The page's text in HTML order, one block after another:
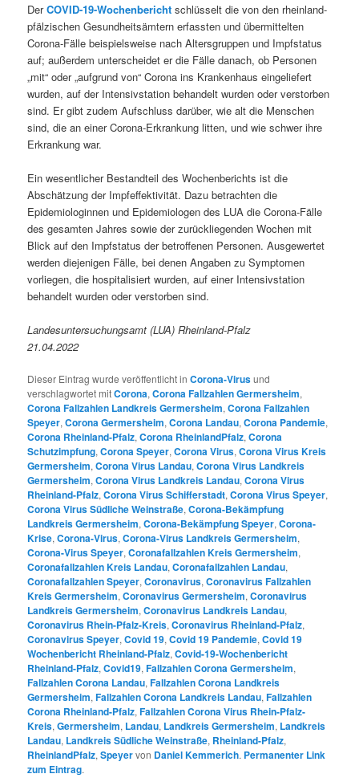
DerCOVID-19-Wochenbericht schlüsselt die von den rheinland-
pfälzischen Gesundheitsämtern erfassten und übermittelten
Corona-Fälle beispielsweise nach Altersgruppen und Impfstatus
auf; außerdem unterscheidet er die Fälle danach, ob Personen
„mit“ oder „aufgrund von“ Corona ins Krankenhaus eingeliefert
wurden, auf der Intensivstation behandelt wurden oder verstorben
sind. Er gibt zudem Aufschluss darüber, wie alt die Menschen
sind, die an einer Corona-Erkrankung litten, und wie schwer ihre
Erkrankung war.
Ein wesentlicher Bestandteil des Wochenberichts ist die
Abschätzung der Impfeffektivität. Dazu betrachten die
Epidemiologinnen und Epidemiologen des LUA die Corona-Fälle
des gesamten Jahres sowie der zurückliegenden Wochen mit
Blick auf den Impfstatus der betroffenen Personen. Ausgewertet
werden diejenigen Fälle, bei denen Angaben zu Symptomen
vorliegen, die hospitalisiert wurden, auf einer Intensivstation
behandelt wurden oder verstorben sind.
Landesuntersuchungsamt (LUA) Rheinland-Pfalz
21.04.2022
Dieser Eintrag wurde veröffentlicht inCorona-Virusund
verschlagwortet mitCorona,Corona Fallzahlen Germersheim,
Corona Fallzahlen Landkreis Germersheim,Corona Fallzahlen
Speyer,Corona Germersheim,Corona Landau,Corona Pandemie,
Corona Rheinland-Pfalz,Corona RheinlandPfalz,Corona
Schutzimpfung,Corona Speyer,Corona Virus,Corona Virus Kreis
Germersheim,Corona Virus Landau,Corona Virus Landkreis
Germersheim,Corona Virus Landkreis Landau,Corona Virus
Rheinland-Pfalz,Corona Virus Schifferstadt,Corona Virus Speyer,
Corona Virus Südliche Weinstraße,Corona-Bekämpfung
Landkreis Germersheim,Corona-Bekämpfung Speyer,Corona-
Krise,Corona-Virus,Corona-Virus Landkreis Germersheim,
Corona-Virus Speyer,Coronafallzahlen Kreis Germersheim,
Coronafallzahlen Kreis Landau,Coronafallzahlen Landau,
Coronafallzahlen Speyer,Coronavirus,Coronavirus Fallzahlen
Kreis Germersheim,Coronavirus Germersheim,Coronavirus
Landkreis Germersheim,Coronavirus Landkreis Landau,
Coronavirus Rhein-Pfalz-Kreis,Coronavirus Rheinland-Pfalz,
Coronavirus Speyer,Covid 19,Covid 19 Pandemie,Covid 19
Wochenbericht Rheinland-Pfalz,Covid-19-Wochenbericht
Rheinland-Pfalz,Covid19,Fallzahlen Corona Germersheim,
Fallzahlen Corona Landau,Fallzahlen Corona Landkreis
Germersheim,Fallzahlen Corona Landkreis Landau,Fallzahlen
Corona Rheinland-Pfalz,Fallzahlen Corona Virus Rhein-Pfalz-
Kreis,Germersheim, Landau, Landkreis Germersheim, Landkreis
Landau, Landkreis Südliche Weinstraße, Rheinland-Pfalz,
RheinlandPfalz,Speyervon Daniel Kemmerich. Permanenter Link
zum Eintrag.